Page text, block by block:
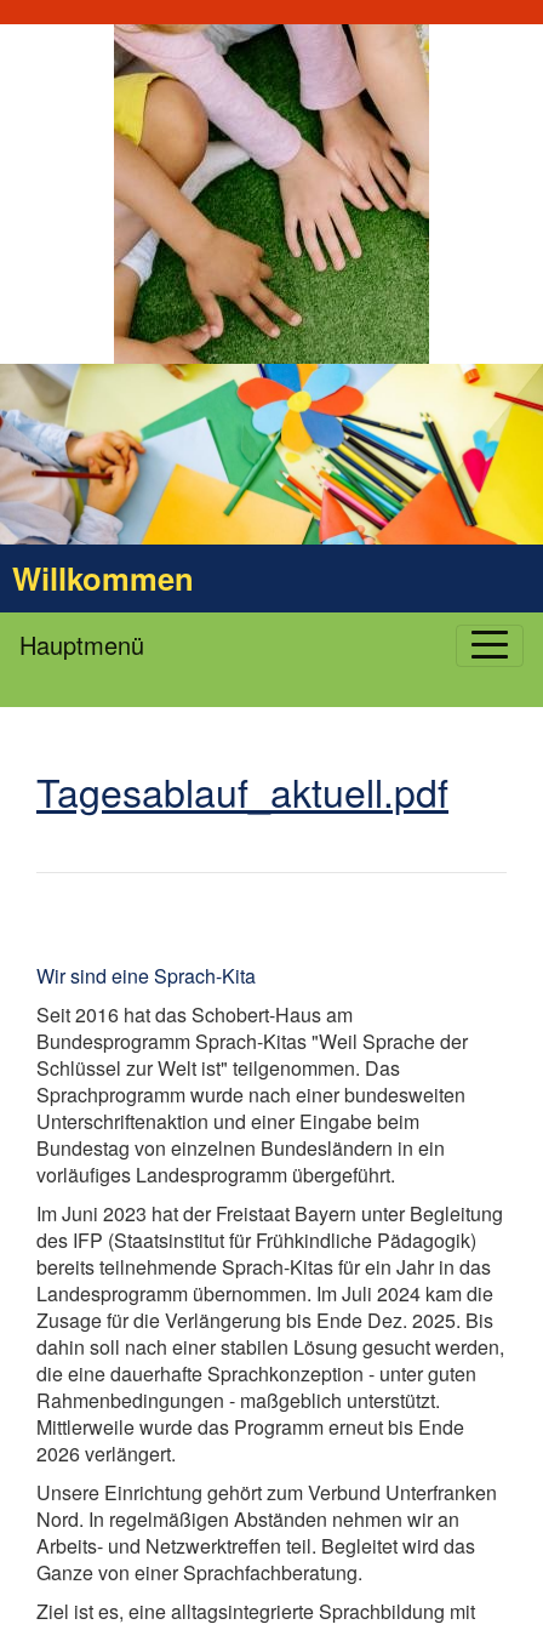
Willkommen
Hauptmenü
Tagesablauf_aktuell.pdf
Wir sind eine Sprach-Kita
Seit 2016 hat das Schobert-Haus am
Bundesprogramm Sprach-Kitas "Weil Sprache der
Schlüssel zur Welt ist" teilgenommen. Das
Sprachprogramm wurde nach einer bundesweiten
Unterschriftenaktion und einer Eingabe beim
Bundestag von einzelnen Bundesländern in ein
vorläufiges Landesprogramm übergeführt.
Im Juni 2023 hat der Freistaat Bayern unter Begleitung
des IFP (Staatsinstitut für Frühkindliche Pädagogik)
bereits teilnehmende Sprach-Kitas für ein Jahr in das
Landesprogramm übernommen. Im Juli 2024 kam die
Zusage für die Verlängerung bis Ende Dez. 2025. Bis
dahin soll nach einer stabilen Lösung gesucht werden,
die eine dauerhafte Sprachkonzeption - unter guten
Rahmenbedingungen - maßgeblich unterstützt.
Mittlerweile wurde das Programm erneut bis Ende
2026 verlängert.
Unsere Einrichtung gehört zum Verbund Unterfranken
Nord. In regelmäßigen Abständen nehmen wir an
Arbeits- und Netzwerktreffen teil. Begleitet wird das
Ganze von einer Sprachfachberatung.
Ziel ist es, eine alltagsintegrierte Sprachbildung mit